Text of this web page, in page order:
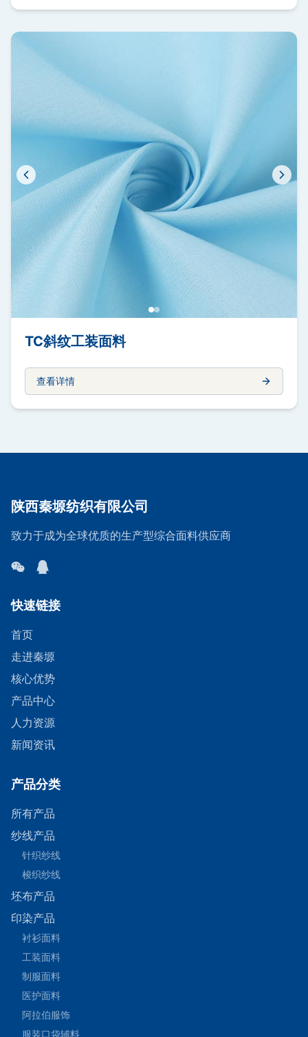
TC斜纹工装面料
查看详情
陕西秦塬纺织有限公司
致力于成为全球优质的生产型综合面料供应商
快速链接
首页
走进秦塬
核心优势
产品中心
人力资源
新闻资讯
产品分类
所有产品
纱线产品
针织纱线
梭织纱线
坯布产品
印染产品
衬衫面料
工装面料
制服面料
医护面料
阿拉伯服饰
服装口袋辅料